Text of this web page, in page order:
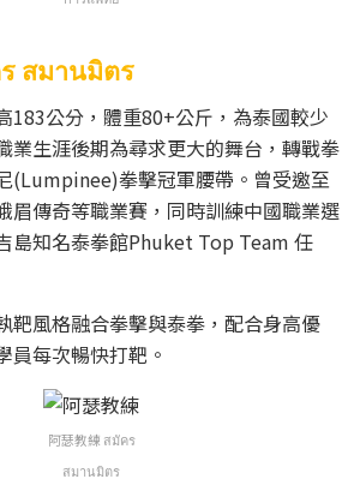
สมานมิตร
183公分，體重80+公斤，為泰國較少
業生涯後期為尋求更大的舞台，轉戰拳
(Lumpinee)拳擊冠軍腰帶。曾受邀至
眉傳奇等職業賽，同時訓練中國職業選
島知名泰拳館Phuket Top Team 任
靶風格融合拳擊與泰拳，配合身高優
員每次暢快打靶。
阿瑟教練 สมัคร
สมานมิตร